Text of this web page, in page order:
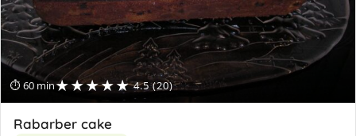
⏱ 60 min★★★★★ 4.5 (20)
Rabarber cake